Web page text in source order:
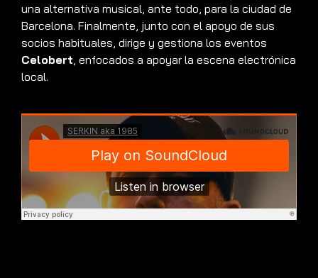
una alternativa musical, ante todo, para la ciudad de
Barcelona. Finalmente, junto con el apoyo de sus
socios habituales, dirige y gestiona los eventos
Celobert , enfocados a apoyar la escena electrónica
local.